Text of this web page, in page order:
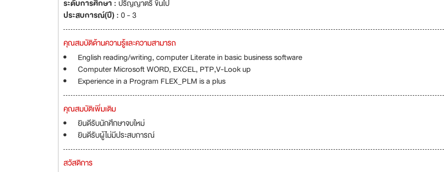
ระดับการศึกษา :ปริญญาตรี ขึ้นไป
ประสบการณ์(ปี) :0 - 3
คุณสมบัติด้านความรู้และความสามารถ
English reading/writing, computer Literate in basic business software
Computer Microsoft WORD, EXCEL, PTP,V-Look up
Experience in a Program FLEX_PLM is a plus
คุณสมบัติเพิ่มเติม
ยินดีรับนักศึกษาจบใหม่
ยินดีรับผู้ไม่มีประสบการณ์
สวัสดิการ